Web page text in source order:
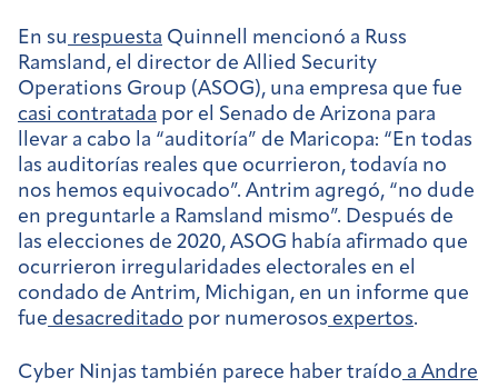
En su respuesta Quinnell mencionó a Russ
Ramsland, el director de Allied Security
Operations Group (ASOG), una empresa que fue
casi contratada por el Senado de Arizona para
llevar a cabo la “auditoría” de Maricopa: “En todas
las auditorías reales que ocurrieron, todavía no
nos hemos equivocado”. Antrim agregó, “no dude
en preguntarle a Ramsland mismo”. Después de
las elecciones de 2020, ASOG había afirmado que
ocurrieron irregularidades electorales en el
condado de Antrim, Michigan, en un informe que
fue desacreditado por numerosos expertos.
Cyber Ninjas también parece haber traído a Andre